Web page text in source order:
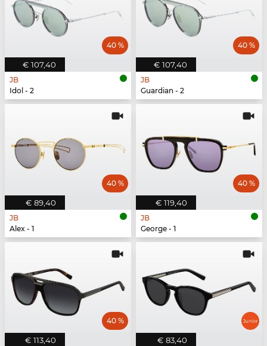
€ 107,40
40 %
JB
Idol - 2
€ 107,40
40 %
JB
Guardian - 2
€ 89,40
40 %
JB
Alex - 1
€ 119,40
40 %
JB
George - 1
€ 113,40
40 %
€ 83,40